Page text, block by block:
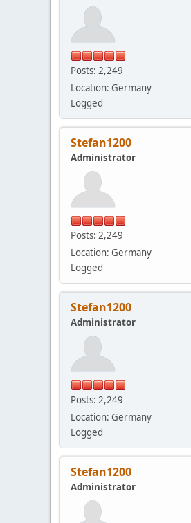
Posts: 2,249
Location: Germany
Logged
Stefan1200
Administrator
Posts: 2,249
Location: Germany
Logged
Stefan1200
Administrator
Posts: 2,249
Location: Germany
Logged
Stefan1200
Administrator